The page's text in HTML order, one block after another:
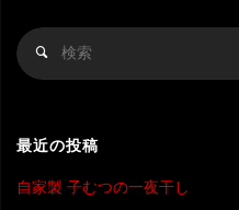
検
最近の投稿
自家製 子むつの一夜干し